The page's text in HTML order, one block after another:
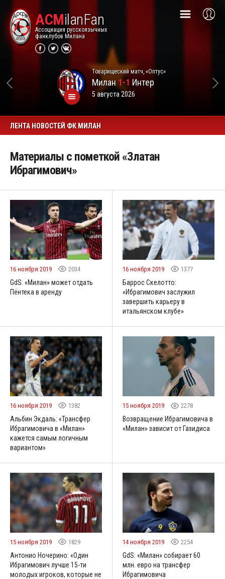
ACMilanFan
Ассоциация русскоязычных
фанклубов Милана
Товарищеский матч, «Оптус»
Милан1-1 Интер
5 августа 2026
ЛЕНТА НОВОСТЕЙ ФК МИЛАН
Материалы с пометкой «Златан
Ибрагимович»
16 ноября 2019 2034
GdS: «Милан» может отдать
Пёнтека в аренду
16 ноября 2019 1377
Баррос Скелотто:
«Ибрагимович заслужил
завершить карьеру в
итальянском клубе»
16 ноября 2019 1382
Альбин Экдаль: «Трансфер
Ибрагимовича в «Милан»
кажется самым логичным
вариантом»
15 ноября 2019 2278
Возвращение Ибрагимовича в
«Милан» зависит от Газидиса
15 ноября 2019 1829
Антонио Ночерино: «Один
Ибрагимович лучше 15-ти
молодых игроков, которые не
14 ноября 2019 2254
GdS: «Милан» собирает 60
млн. евро на трансфер
Ибрагимовича